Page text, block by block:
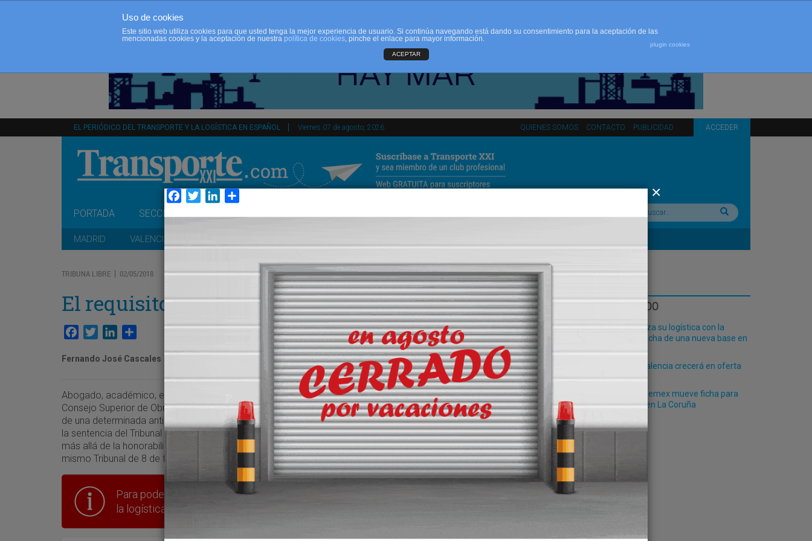
QUIENES SOMOS CONTACTO PUBLICIDAD ACCEDER
EL PERIÓDICO DEL TRANSPORTE Y LA LOGÍSTICA EN ESPAÑOL Viernes 07 de agosto, 2026
PORTADA SECCIONES
MADRID VALENCIA
TRIBUNA LIBRE| 02/05/2018
El requisito de la antigüedad
Facebook
TwitterLinkedInCompartir
Fernando José Cascales
Abogado, académico, exdirector general de Ferrocarriles y Transportes por Carretera, y del INTA. Expresidente del
Consejo Superior de Obras Públicas y de INSA. La medida de condicionar el acceso al mercado en base a la exigencia
de una determinada antigüedad del material móvil no se puede mantener, siendo inaplicable desde la promulgación de
la sentencia del Tribunal de Justicia de la UE de 3 de abril de 2014, cuyos fundamentos -no añadir nuevos requisitos
más allá de la honorabilidad, capacidad económica y competencia profesional-, se han ratificado en la resolución del
mismo Tribunal de 8 de febrero de 2018
Para poder seguir leyendo hay que estar suscrito a Transporte XXI, el periódico del transporte y
la logística en España.
LO MÁS LEÍDO
Fribasa refuerza su logística con la
puesta en marcha de una nueva base en
El Puerto de Valencia crecerá en oferta
La mexicana Pemex mueve ficha para
desembarcar en La Coruña
Uso de cookies
Este sitio web utiliza cookies para que usted tenga la mejor experiencia de usuario. Si continúa navegando está dando su consentimiento para la aceptación de las
mencionadas cookies y la aceptación de nuestra política de cookies, pinche el enlace para mayor información.
plugin cookies
ACEPTAR
Facebook
TwitterLinkedIn